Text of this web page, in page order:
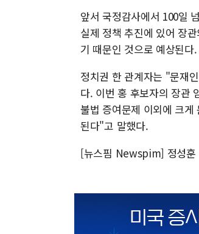
앞서 국정감사에서 100일
실제 정책 추진에 있어 장
기 때문인 것으로 예상된다.
정치권 한 관계자는 "문재
다. 이번 홍 후보자의 장관
불법 증여문제 이외에 크
된다"고 말했다.
[뉴스핌 Newspim] 정성